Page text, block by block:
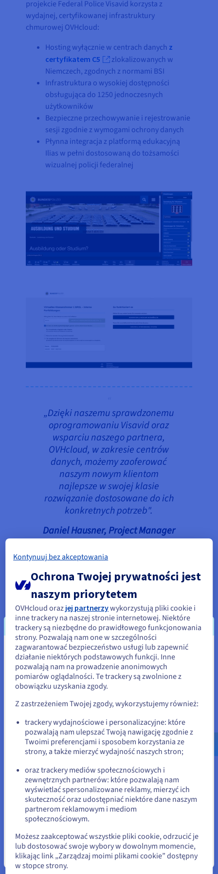
projekcie Federal Police Visavid korzysta z
wydajnej, certyfikowanej infrastruktury
chmurowej OVHcloud:
Hosting wyłącznie w centrach danych z
certyfikatem C5
zlokalizowanych w
Niemczech, zgodnych z normami BSI
Infrastruktura o wysokiej dostępności
obsługująca do 1250 jednoczesnych
użytkowników
Bezpieczne przechowywanie i rejestrowanie
sesji zgodnie z wymogami ochrony danych
Płynna integracja z platformą edukacyjną
Ilias w pełni dostosowaną do tożsamości
wizualnej policji federalnej
„Dzięki naszemu sprawdzonemu
oprogramowaniu Visavid oraz
wsparciu naszego partnera,
OVHcloud, w zakresie centrów
danych, możemy zaoferować
naszym nowym klientom
najlepsze w swojej klasie
rozwiązanie dostosowane do ich
konkretnych potrzeb".
Daniel Hausner, Project Manager
Visavid, Auctores GmbH
Korzyści
Partnerstwo Auctores i OVHcloud zaowocowało
rozwiązaniem, które nie tylko spełnia formalne
kryteria przetargu publicznego, ale również
okazuje się wysoce skuteczne w praktyce:
Suwerenność cyfrowa
: Niezależność od
Efektywność kosztowa: Niższe koszty
transferu danych i mniejszy narzut kosztów
organizacyjnych
wszystkimi procesami dotyczącymi danych
na terenie Niemiec
Elastyczność: Platforma dostosowana do
potrzeb instytucji, w których
bezpieczeństwo jest kwestią szczególnie
wrażliwą
Patrząc w przyszłość
Wydaje się, że znajdujesz się w
Stany Zjednoczone
Jeśli chcesz złożyć zamówienie w Stany Zjednoczone, wyszukaj
Go to Stany Zjednoczone website
us.ovhcloud.com/
Angielski USD - $
lub
Pozostań na bieżącej stronie
Wybierz inną stronę
Zamknij
Kontynuuj bez akceptowania
Ochrona Twojej prywatności jest
naszym priorytetem
OVHcloud oraz jej partnerzywykorzystują pliki cookie i
inne trackery na naszej stronie internetowej. Niektóre
trackery są niezbędne do prawidłowego funkcjonowania
strony. Pozwalają nam one w szczególności
zagwarantować bezpieczeństwo usługi lub zapewnić
działanie niektórych podstawowych funkcji. Inne
pozwalają nam na prowadzenie anonimowych
pomiarów oglądalności. Te trackery są zwolnione z
obowiązku uzyskania zgody.
Z zastrzeżeniem Twojej zgody, wykorzystujemy również:
trackery wydajnościowe i personalizacyjne: które
pozwalają nam ulepszać Twoją nawigację zgodnie z
Twoimi preferencjami i sposobem korzystania ze
strony, a także mierzyć wydajność naszych stron;
oraz trackery mediów społecznościowych i
zewnętrznych partnerów: które pozwalają nam
wyświetlać spersonalizowane reklamy, mierzyć ich
skuteczność oraz udostępniać niektóre dane naszym
partnerom reklamowym i mediom
społecznościowym.
Możesz zaakceptować wszystkie pliki cookie, odrzucić je
lub dostosować swoje wybory w dowolnym momencie,
klikając link „Zarządzaj moimi plikami cookie” dostępny
w stopce strony.